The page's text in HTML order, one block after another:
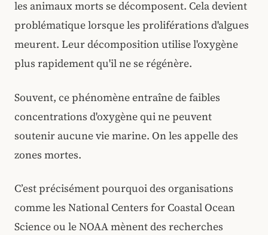
les animaux morts se décomposent. Cela devient
problématique lorsque les proliférations d'algues
meurent. Leur décomposition utilise l'oxygène
plus rapidement qu'il ne se régénère.
Souvent, ce phénomène entraîne de faibles
concentrations d'oxygène qui ne peuvent
soutenir aucune vie marine. On les appelle des
zones mortes.
C’est précisément pourquoi des organisations
comme les National Centers for Coastal Ocean
Science ou le NOAA mènent des recherches